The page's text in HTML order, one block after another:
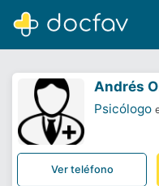
Andrés
Psicólogo
Ver teléfono